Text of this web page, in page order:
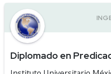
Diplomado en